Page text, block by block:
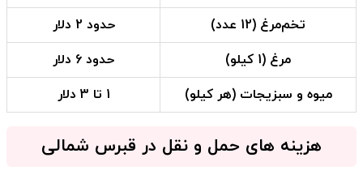
تخم‌مرغ (12 عدد)
حدود 2 دلار
مرغ (1 کیلو)
حدود 6 دلار
میوه و سبزیجات (هر کیلو)
1 تا 3 دلار
هزینه های حمل و نقل در قبرس شمالی